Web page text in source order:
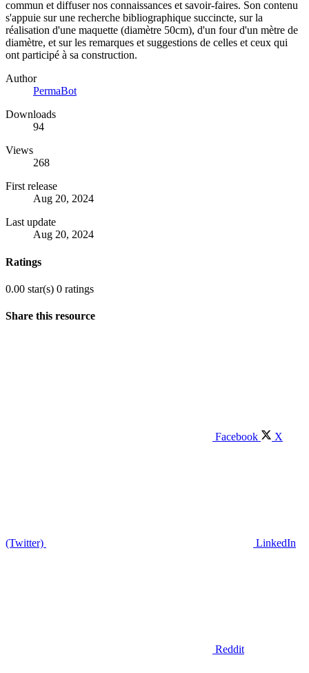
commun et diffuser nos connaissances et savoir-faires. Son contenu
s'appuie sur une recherche bibliographique succincte, sur la
réalisation d'une maquette (diamètre 50cm), d'un four d'un mètre de
diamètre, et sur les remarques et suggestions de celles et ceux qui
ont participé à sa construction.
Author
PermaBot
Downloads
94
Views
268
First release
Aug 20, 2024
Last update
Aug 20, 2024
Ratings
0.00 star(s) 0 ratings
Share this resource
Facebook X
(Twitter) LinkedIn
Reddit